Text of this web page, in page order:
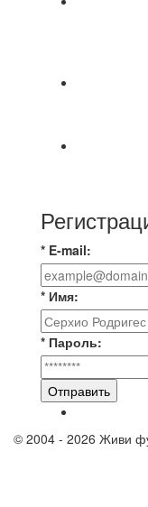
* E-mail:
* Имя:
* Пароль:
Отправить
© 2004 - 2026 Живи